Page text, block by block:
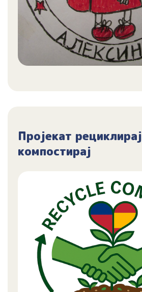
Пројекат рециклирај
компостирај